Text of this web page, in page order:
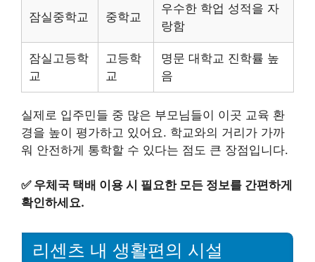
잠실중학교 중학교
우수한 학업 성적을 자
랑함
잠실고등학
교
고등학
교
명문 대학교 진학률 높
음
실제로 입주민들 중 많은 부모님들이 이곳 교육 환
경을 높이 평가하고 있어요. 학교와의 거리가 가까
워 안전하게 통학할 수 있다는 점도 큰 장점입니다.
✅ 우체국 택배 이용 시 필요한 모든 정보를 간편하게
확인하세요.
리센츠 내 생활편의 시설